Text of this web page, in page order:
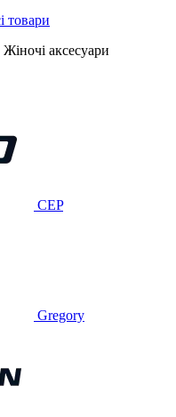
Жіночі аксесуари
CEP
Gregory